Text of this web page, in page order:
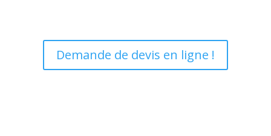
Demande de devis en ligne !